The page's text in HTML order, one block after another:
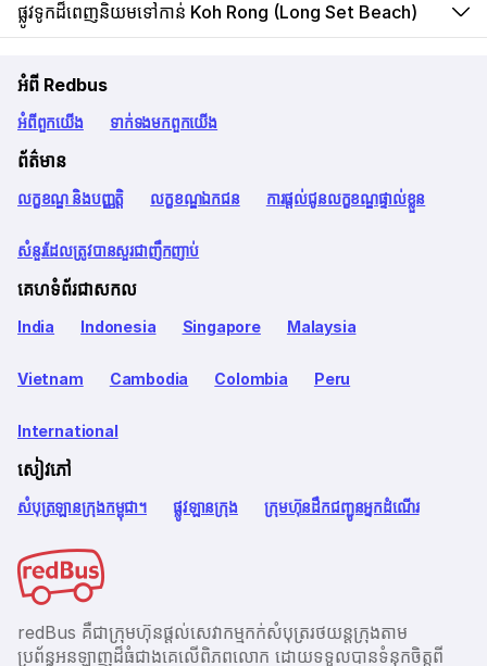
ផ្លូវទូកដ៏ពេញនិយមទៅកាន់ Koh Rong (Long Set Beach)
អំពី Redbus
អំពី​ពួក​យើង ទាក់ទង​មក​ពួក​យើង
ព័ត៌មាន
លក្ខខណ្ឌ និងបញ្ញត្តិ លក្ខខណ្ឌឯកជន ការផ្តល់ជូនលក្ខខណ្ឌផ្ទាល់ខ្លួន
សំនួរដែលត្រូវបានសួរជាញឹកញាប់
គេហទំព័រជាសកល
India Indonesia Singapore Malaysia
Vietnam Cambodia Colombia Peru
International
សៀវភៅ
សំបុត្រឡានក្រុងកម្ពុជា។ ផ្លូវឡានក្រុង ក្រុមហ៊ុនដឹកជញ្ជូនអ្នកដំណើរ
redBus គឺជាក្រុមហ៊ុនផ្តល់សេវាកម្មកក់សំបុត្ររថយន្តក្រុងតាម
ប្រព័ន្ធអនឡាញដ៏ធំជាងគេលើពិភពលោក ដោយទទួលបានទំនុកចិត្តពី